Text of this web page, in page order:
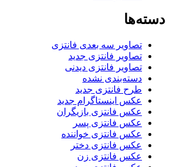
دسته‌ها
تصاویر سه بعدی فانتزی
تصاویر فانتزی جدید
تصاویر فانتزی دیدنی
دسته‌بندی نشده
طرح فانتزی جدید
عکس اینستاگرام جدید
عکس فانتزی بازیگران
عکس فانتزی پسر
عکس فانتزی خواننده
عکس فانتزی دختر
عکس فانتزی زن